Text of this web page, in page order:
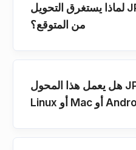
لماذا يستغرق التحويل JPEG ل TEX أطول
من المتوقع؟
هل يعمل هذا المحول JPEG ل TEX على